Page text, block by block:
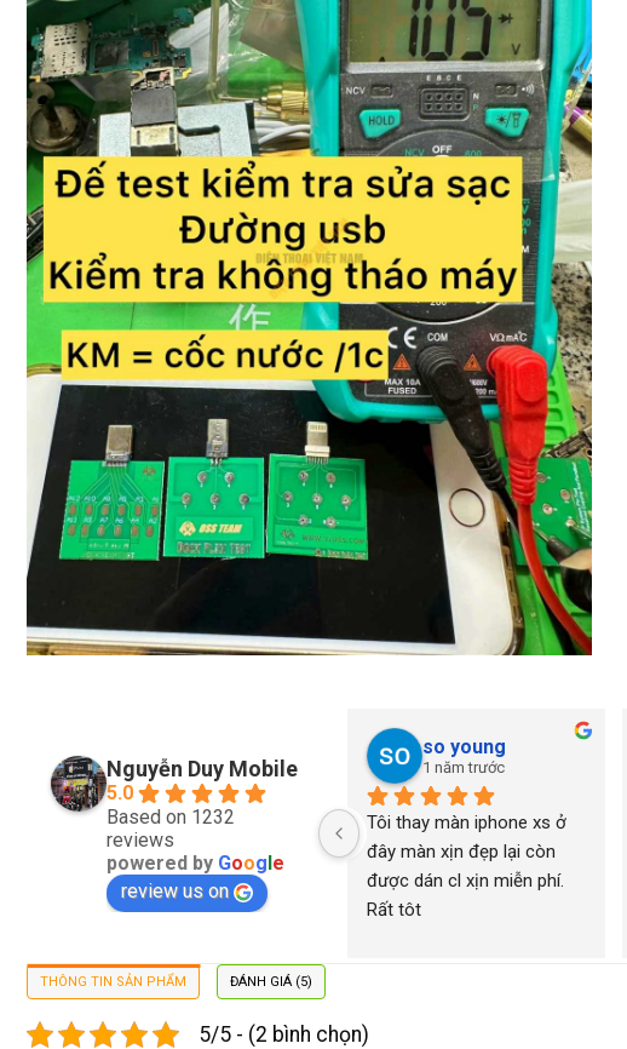
Nguyễn Duy Mobile
5.0
Based on 1232
reviews
powered by Google
review us on
so young
1 năm trước
Tôi thay màn iphone xs ở
đây màn xịn đẹp lại còn
được dán cl xịn miễn phí.
Rất tôt
THÔNG TIN SẢN PHẨM ĐÁNH GIÁ (5)
5/5 - (2 bình chọn)